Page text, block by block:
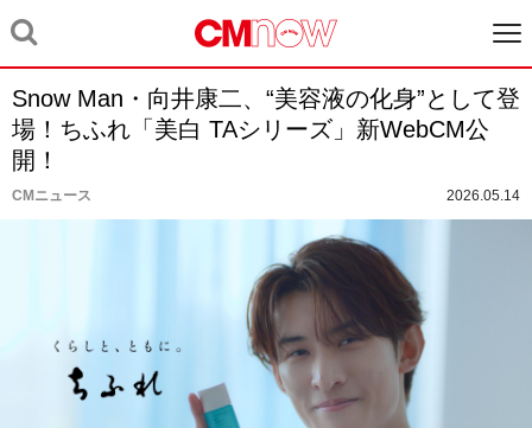
Snow Man・向井康二、“美容液の化身”として登
場！ちふれ「美白 TAシリーズ」新WebCM公
開！
CMニュース 2026.05.14